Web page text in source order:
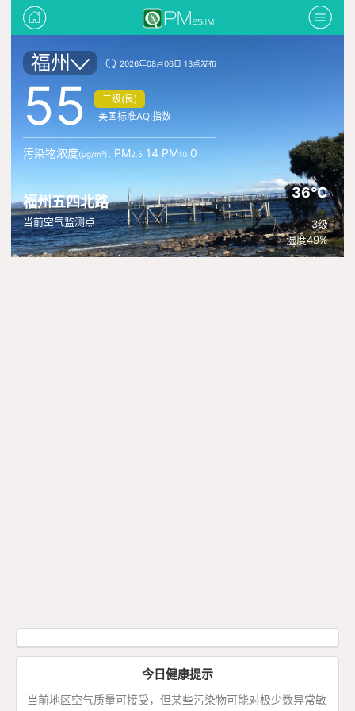
福州 2026年08月06日 13点发布
55
二级(良)
美国标准AQI指数
污染物浓度(μg/m³): PM2.5 14 PM10 0
福州五四北路
当前空气监测点
36°C
3级
湿度49%
今日健康提示
当前地区空气质量可接受，但某些污染物可能对极少数异常敏